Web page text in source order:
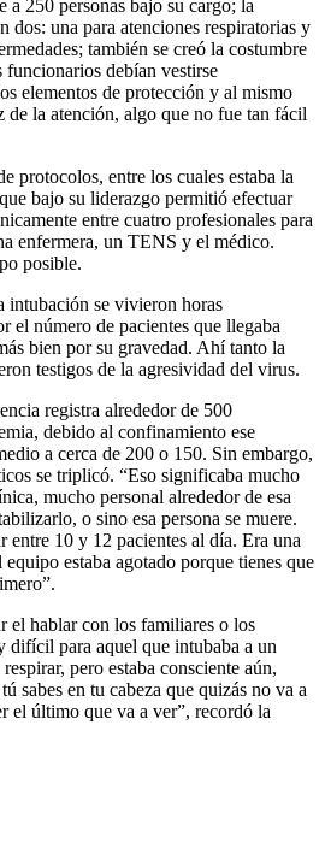
a 250 personas bajo su cargo; la
dos: una para atenciones respiratorias y
también se creó la costumbre
debían vestirse
elementos de protección y al mismo
de la atención, algo que no fue tan fácil
protocolos, entre los cuales estaba la
bajo su liderazgo permitió efectuar
entre cuatro profesionales para
enfermera, un TENS y el médico.
posible.
intubación se vivieron horas
el número de pacientes que llegaba
bien por su gravedad. Ahí tanto la
testigos de la agresividad del virus.
registra alrededor de 500
debido al confinamiento ese
a cerca de 200 o 150. Sin embargo,
se triplicó. “Eso significaba mucho
mucho personal alrededor de esa
o sino esa persona se muere.
entre 10 y 12 pacientes al día. Era una
estaba agotado porque tienes que
el hablar con los familiares o los
difícil para aquel que intubaba a un
pero estaba consciente aún,
sabes en tu cabeza que quizás no va a
el último que va a ver”, recordó la